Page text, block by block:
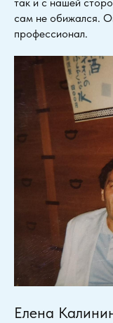
так и с нашей
сам не обижался.
профессионал.
Елена